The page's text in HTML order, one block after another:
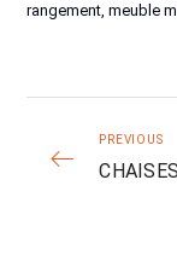
rangement,meuble
PREVIOUS